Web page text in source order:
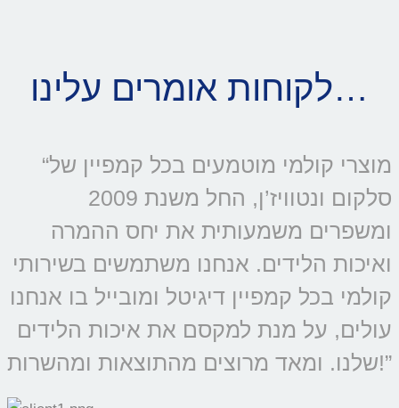
לקוחות אומרים עלינו…
“מוצרי קולמי מוטמעים בכל קמפיין של
סלקום ונטוויז’ן, החל משנת 2009
ומשפרים משמעותית את יחס ההמרה
ואיכות הלידים. אנחנו משתמשים בשירותי
קולמי בכל קמפיין דיגיטל ומובייל בו אנחנו
עולים, על מנת למקסם את איכות הלידים
שלנו. ומאד מרוצים מהתוצאות ומהשרות!”